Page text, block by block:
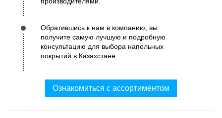
Обратившись к нам в компанию, вы
получите самую лучшую и подробную
консультацию для выбора напольных
покрытий в Казахстане.
Ознакомиться с ассортиментом